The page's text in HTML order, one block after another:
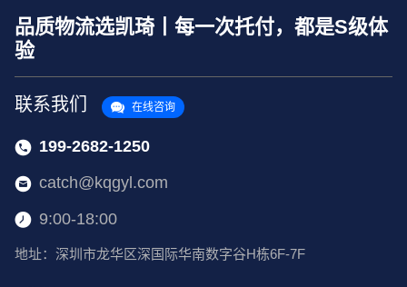
品质物流选凯琦丨每一次托付，都是S级体
验
联系我们 在线咨询
199-2682-1250
catch@kqgyl.com
9:00-18:00
地址：深圳市龙华区深国际华南数字谷H栋6F-7F